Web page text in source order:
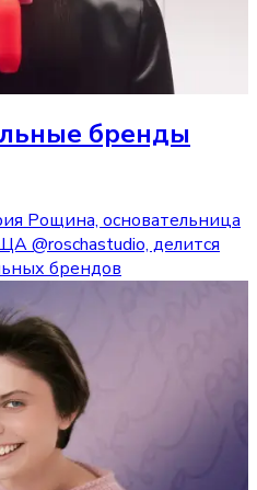
бренды
Рощина, основательница
@roschastudio, делится
брендов